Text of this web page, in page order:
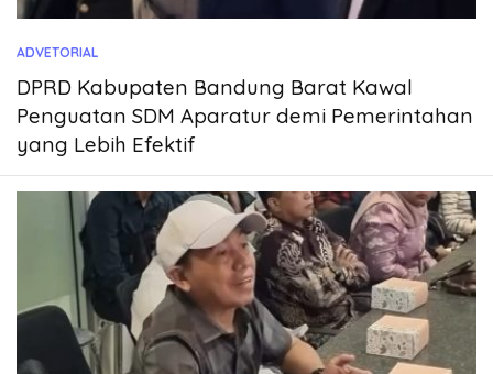
ADVETORIAL
DPRD Kabupaten Bandung Barat Kawal
Penguatan SDM Aparatur demi Pemerintahan
yang Lebih Efektif